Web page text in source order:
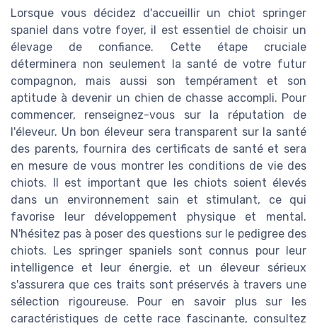
Lorsque vous décidez d'accueillir un chiot springer
spaniel dans votre foyer, il est essentiel de choisir un
élevage de confiance. Cette étape cruciale
déterminera non seulement la santé de votre futur
compagnon, mais aussi son tempérament et son
aptitude à devenir un chien de chasse accompli. Pour
commencer, renseignez-vous sur la réputation de
l'éleveur. Un bon éleveur sera transparent sur la santé
des parents, fournira des certificats de santé et sera
en mesure de vous montrer les conditions de vie des
chiots. Il est important que les chiots soient élevés
dans un environnement sain et stimulant, ce qui
favorise leur développement physique et mental.
N'hésitez pas à poser des questions sur le pedigree des
chiots. Les springer spaniels sont connus pour leur
intelligence et leur énergie, et un éleveur sérieux
s'assurera que ces traits sont préservés à travers une
sélection rigoureuse. Pour en savoir plus sur les
caractéristiques de cette race fascinante, consultez